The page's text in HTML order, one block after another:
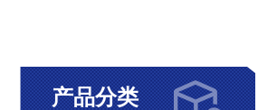
产品分类